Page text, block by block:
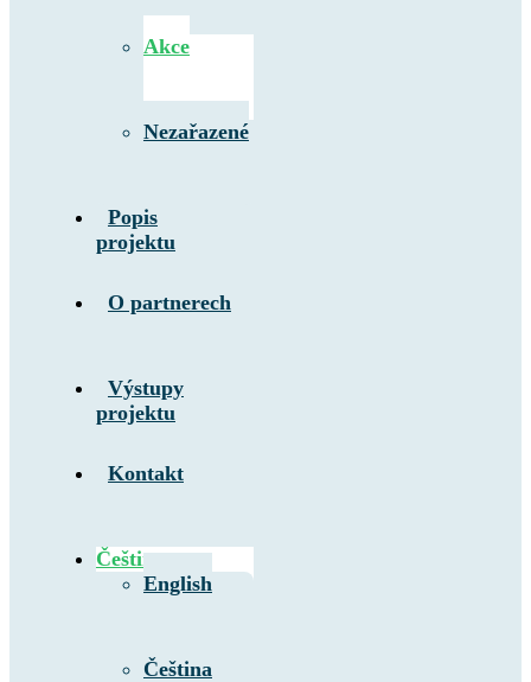
Akce
Nezařazené
Popis
projektu
O partnerech
Výstupy
projektu
Kontakt
Čeština
English
Čeština